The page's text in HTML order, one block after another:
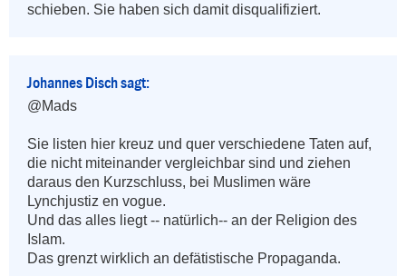
schieben. Sie haben sich damit disqualifiziert.
Johannes Disch sagt:
@Mads
Sie listen hier kreuz und quer verschiedene Taten auf,
die nicht miteinander vergleichbar sind und ziehen
daraus den Kurzschluss, bei Muslimen wäre
Lynchjustiz en vogue.
Und das alles liegt -- natürlich-- an der Religion des
Islam.
Das grenzt wirklich an defätistische Propaganda.